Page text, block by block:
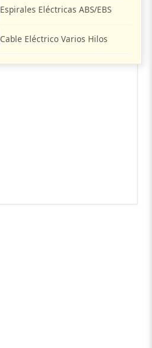
Espirales Eléctricas ABS/EBS
Cable Eléctrico Varios Hilos